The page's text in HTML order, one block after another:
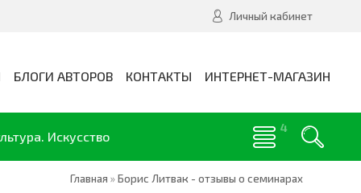
Личный кабинет
БЛОГИ АВТОРОВ КОНТАКТЫ ИНТЕРНЕТ-МАГАЗИН
Искусство
Главная »Борис Литвак - отзывы о семинарах